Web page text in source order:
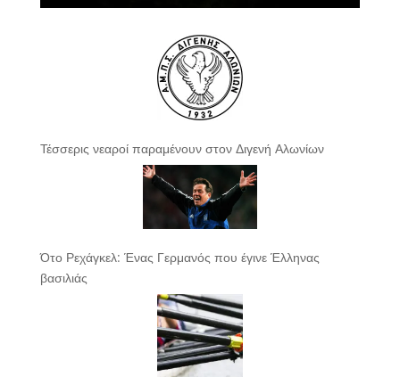
Τέσσερις νεαροί παραμένουν στον Διγενή Αλωνίων
Ότο Ρεχάγκελ: Ένας Γερμανός που έγινε Έλληνας
βασιλιάς